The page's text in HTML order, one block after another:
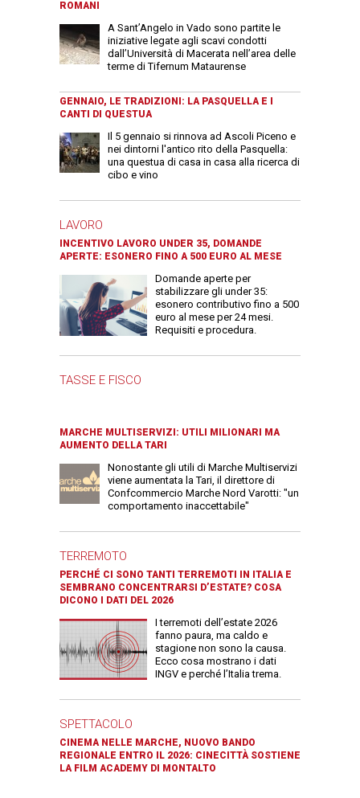
ROMANI
A Sant’Angelo in Vado sono partite le
iniziative legate agli scavi condotti
dall’Università di Macerata nell’area delle
terme di Tifernum Mataurense
GENNAIO, LE TRADIZIONI: LA PASQUELLA E I
CANTI DI QUESTUA
Il 5 gennaio si rinnova ad Ascoli Piceno e
nei dintorni l'antico rito della Pasquella:
una questua di casa in casa alla ricerca di
cibo e vino
LAVORO
INCENTIVO LAVORO UNDER 35, DOMANDE
APERTE: ESONERO FINO A 500 EURO AL MESE
Domande aperte per
stabilizzare gli under 35:
esonero contributivo fino a 500
euro al mese per 24 mesi.
Requisiti e procedura.
TASSE E FISCO
MARCHE MULTISERVIZI: UTILI MILIONARI MA
AUMENTO DELLA TARI
Nonostante gli utili di Marche Multiservizi
viene aumentata la Tari, il direttore di
Confcommercio Marche Nord Varotti: "un
comportamento inaccettabile"
TERREMOTO
PERCHÉ CI SONO TANTI TERREMOTI IN ITALIA E
SEMBRANO CONCENTRARSI D’ESTATE? COSA
DICONO I DATI DEL 2026
I terremoti dell’estate 2026
fanno paura, ma caldo e
stagione non sono la causa.
Ecco cosa mostrano i dati
INGV e perché l’Italia trema.
SPETTACOLO
CINEMA NELLE MARCHE, NUOVO BANDO
REGIONALE ENTRO IL 2026: CINECITTÀ SOSTIENE
LA FILM ACADEMY DI MONTALTO